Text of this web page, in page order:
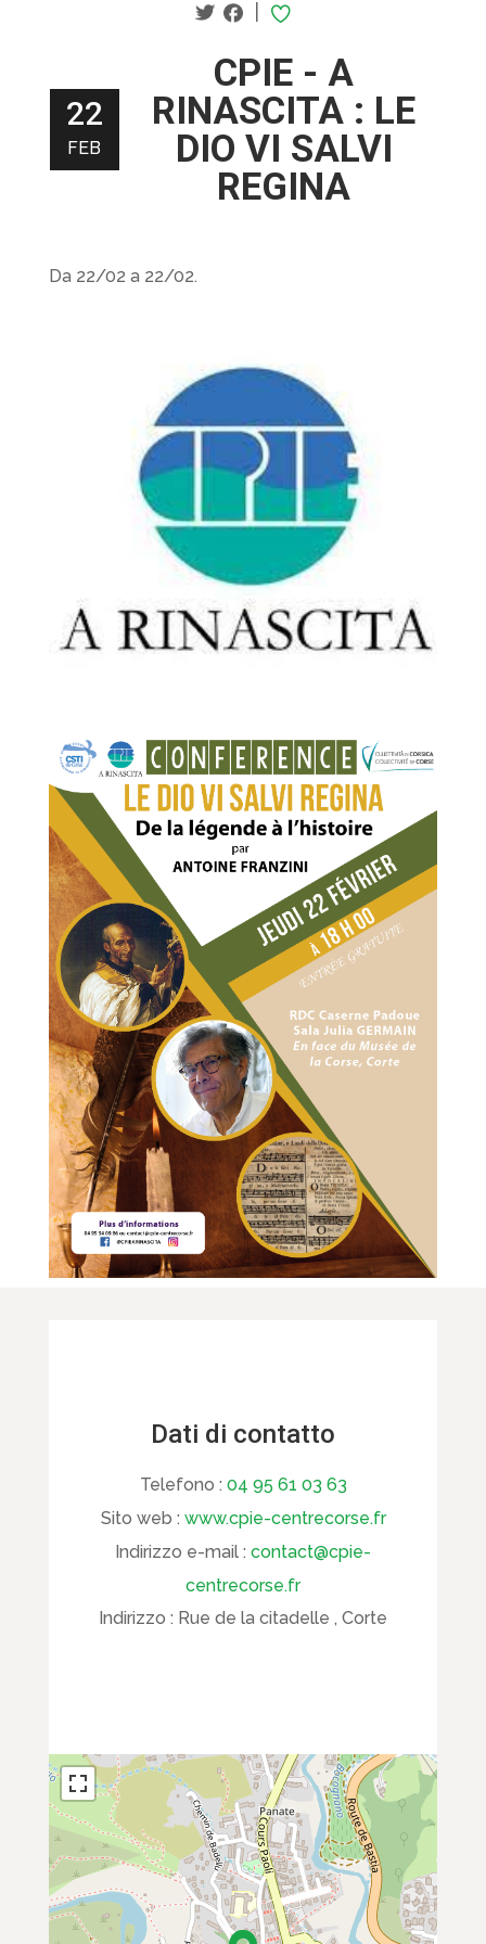
|
22
FEB
CPIE - A
RINASCITA : LE
DIO VI SALVI
REGINA
Da 22/02 a 22/02.
Dati di contatto
Telefono : 04 95 61 03 63
Sito web : www.cpie-centrecorse.fr
Indirizzo e-mail : contact@cpie-
centrecorse.fr
Indirizzo : Rue de la citadelle , Corte